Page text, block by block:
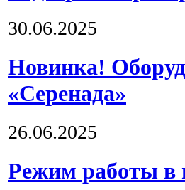
30.06.2025
Новинка!
«Серенада»
26.06.2025
Режим работы в